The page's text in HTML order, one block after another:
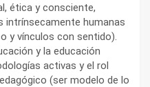
ética y consciente,
intrínsecamente humanas
y vínculos con sentido).
y la educación
activas y el rol
(ser modelo de lo